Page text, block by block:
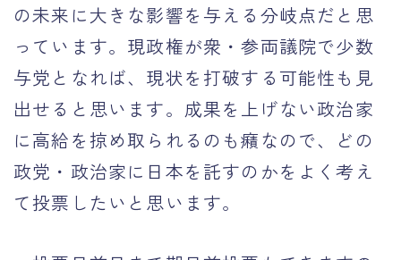
の未来に大きな影響を与える分岐点だと思
っています。現政権が衆・参両議院で少数
与党となれば、現状を打破する可能性も見
出せると思います。成果を上げない政治家
に高給を掠め取られるのも癪なので、どの
政党・政治家に日本を託すのかをよく考え
て投票したいと思います。